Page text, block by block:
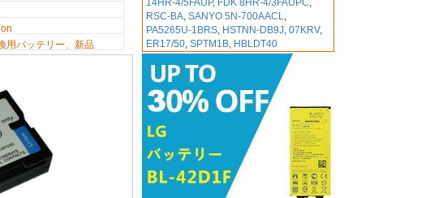
用バッテリー、新品
14HR-4/5FAUP, FDK 8HR-4/3FAUPC,
RSC-BA,SANYO 5N-700AACL,
PA5265U-1BRS, HSTNN-DB9J,07KRV,
ER17/50,SPTM1B, HBLDT40